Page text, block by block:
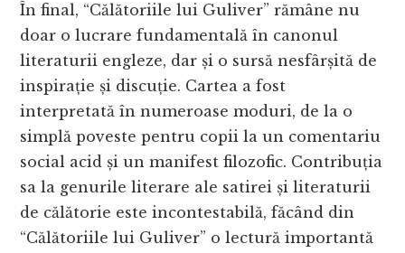
În final, “Călătoriile lui Guliver” rămâne nu
doar o lucrare fundamentală în canonul
literaturii engleze, dar și o sursă nesfârșită de
inspirație și discuție. Cartea a fost
interpretată în numeroase moduri, de la o
simplă poveste pentru copii la un comentariu
social acid și un manifest filozofic. Contribuția
sa la genurile literare ale satirei și literaturii
de călătorie este incontestabilă, făcând din
“Călătoriile lui Guliver” o lectură importantă